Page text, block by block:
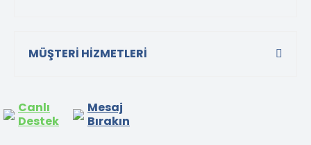
MÜŞTERİ HİZMETLERİ
Canlı
Destek
Mesaj
Bırakın